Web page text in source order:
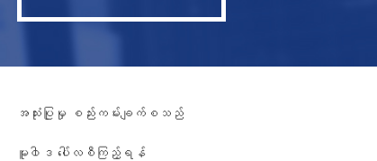
အသုံးပြုမှု စည်းကမ်းချက်စသည်
မူ၀ါဒ ပေါ်လစီကြည့်ရန်